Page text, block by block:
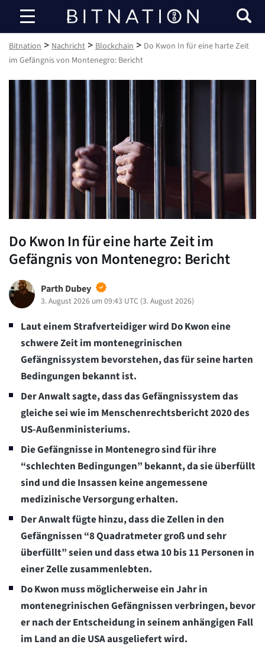
Bitnation
Bitnation > Nachricht > Blockchain > Do Kwon In für eine harte Zeit
im Gefängnis von Montenegro: Bericht
Do Kwon In für eine harte Zeit im
Gefängnis von Montenegro: Bericht
Parth Dubey
3. August 2026 um 09:43 UTC (3. August 2026)
Laut einem Strafverteidiger wird Do Kwon eine
schwere Zeit im montenegrinischen
Gefängnissystem bevorstehen, das für seine harten
Bedingungen bekannt ist.
Der Anwalt sagte, dass das Gefängnissystem das
gleiche sei wie im Menschenrechtsbericht 2020 des
US-Außenministeriums.
Die Gefängnisse in Montenegro sind für ihre
“schlechten Bedingungen” bekannt, da sie überfüllt
sind und die Insassen keine angemessene
medizinische Versorgung erhalten.
Der Anwalt fügte hinzu, dass die Zellen in den
Gefängnissen “8 Quadratmeter groß und sehr
überfüllt” seien und dass etwa 10 bis 11 Personen in
einer Zelle zusammenlebten.
Do Kwon muss möglicherweise ein Jahr in
montenegrinischen Gefängnissen verbringen, bevor
er nach der Entscheidung in seinem anhängigen Fall
im Land an die USA ausgeliefert wird.